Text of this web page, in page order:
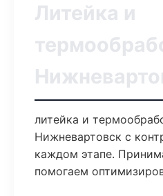
Литейка и
литейка и
Нижневартовск с
каждом этапе.
помогаем